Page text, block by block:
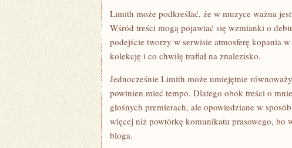
Limith może podkreślać, że w muzyce ważna
Wśród treści mogą pojawiać się wzmianki o
podejście tworzy w serwisie atmosferę kopania
kolekcję i co chwilę trafiał na znalezisko.
Jednocześnie Limith może umiejętnie
powinien mieć tempo. Dlatego obok treści o
głośnych premierach, ale opowiedziane w
więcej niż powtórkę komunikatu prasowego,
bloga.